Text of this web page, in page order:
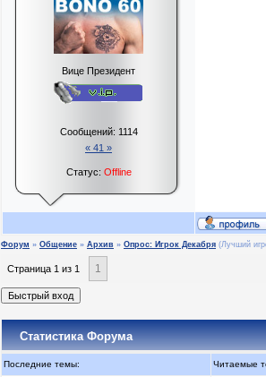
Вице Президент
Сообщений: 1114
« 41 »
Статус: Offline
Форум » Общение » Архив » Опрос: Игрок Декабря (Лучший
Страница 1 из 1 1
Статистика Форума
Последние темы: Читаемые